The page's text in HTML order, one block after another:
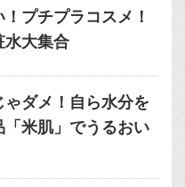
プチプラコスメ！
水大集合
ダメ！自ら水分を
米肌」でうるおい